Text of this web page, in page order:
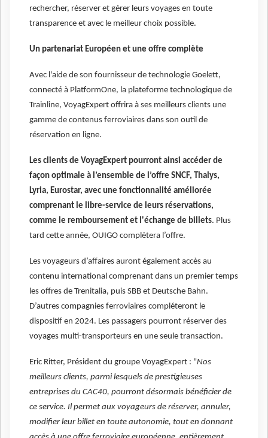
rechercher, réserver et gérer leurs voyages en toute
transparence et avec le meilleur choix possible.
Un partenariat Européen et une offre complète
Avec l'aide de son fournisseur de technologie Goelett,
connecté à PlatformOne, la plateforme technologique de
Trainline, VoyagExpert offrira à ses meilleurs clients une
gamme de contenus ferroviaires dans son outil de
réservation en ligne.
Les clients de VoyagExpert pourront ainsi accéder de
façon optimale à l’ensemble de l’offre SNCF, Thalys,
Lyria, Eurostar, avec une fonctionnalité améliorée
comprenant le libre-service de leurs réservations,
comme le remboursement et l'échange de billets. Plus
tard cette année, OUIGO complètera l’offre.
Les voyageurs d’affaires auront également accès au
contenu international comprenant dans un premier temps
les offres de Trenitalia, puis SBB et Deutsche Bahn.
D’autres compagnies ferroviaires compléteront le
dispositif en 2024. Les passagers pourront réserver des
voyages multi-transporteurs en une seule transaction.
Eric Ritter, Président du groupe VoyagExpert : "Nos
meilleurs clients, parmi lesquels de prestigieuses
entreprises du CAC40, pourront désormais bénéficier de
ce service. Il permet aux voyageurs de réserver, annuler,
modifier leur billet en toute autonomie, tout en donnant